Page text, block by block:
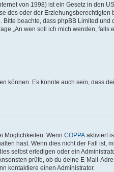
von 1998) ist ein Gesetz in den
des oder der Erziehungsberechtigten
beachte, dass phpBB Limited und
„An wen soll ich mich wenden, falls
können. Es könnte auch sein, dass
Möglichkeiten. Wenn COPPA aktiviert
hast. Wenn dies nicht der Fall ist,
selbst erledigen oder ein
prüfe, ob du deine E-Mail-
kontaktiere einen Administrator.